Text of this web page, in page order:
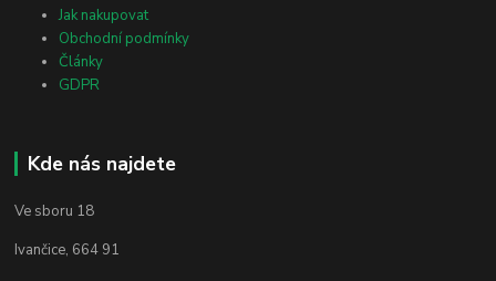
Jak nakupovat
Obchodní podmínky
Články
GDPR
Kde nás najdete
Ve sboru 18
Ivančice, 664 91